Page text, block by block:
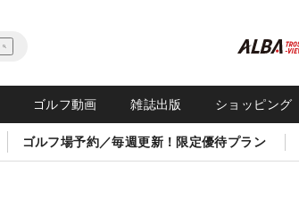
ゴルフ動画 雑誌出版 ショッピング
ゴルフ場予約／毎週更新！限定優待プラン